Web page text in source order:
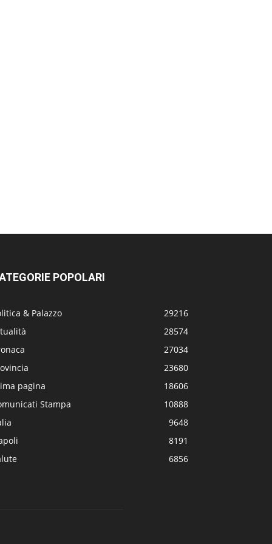
POPOLARI
& Palazzo
29216
28574
27034
23680
pagina
18606
Stampa
10888
9648
8191
6856